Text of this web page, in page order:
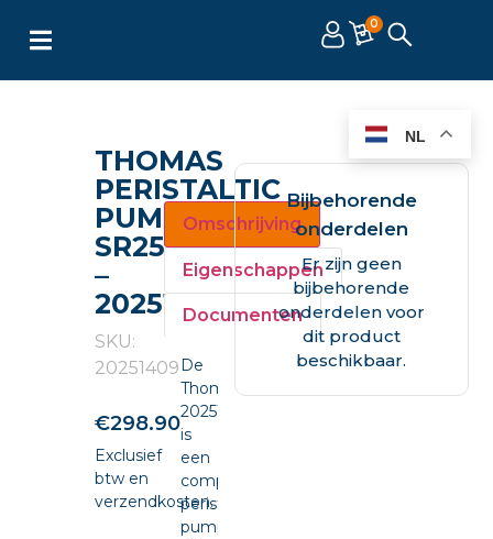
0
THOMAS
PERISTALTIC
PUMP
SR25
–
20251409
SKU:
20251409
€298.90
Exclusief
btw en
verzendkosten.
Omschrijving
Eigenschappen
Documenten
De
Thomas
20251409
is
een
compacte
peristaltic
pump
Bijbehorende
onderdelen
Er zijn geen
bijbehorende
onderdelen voor
dit product
beschikbaar.
NL